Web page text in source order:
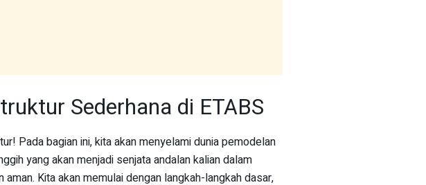
Sederhana di ETABS
Pada bagian ini, kita akan menyelami dunia pemodelan
yang akan menjadi senjata andalan kalian dalam
Kita akan memulai dengan langkah-langkah dasar,